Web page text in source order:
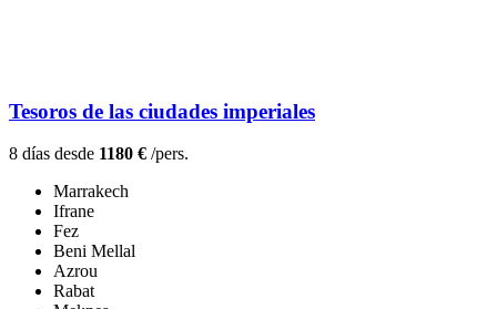
Tesoros de las ciudades imperiales
8 días desde 1180 € /pers.
Marrakech
Ifrane
Fez
Beni Mellal
Azrou
Rabat